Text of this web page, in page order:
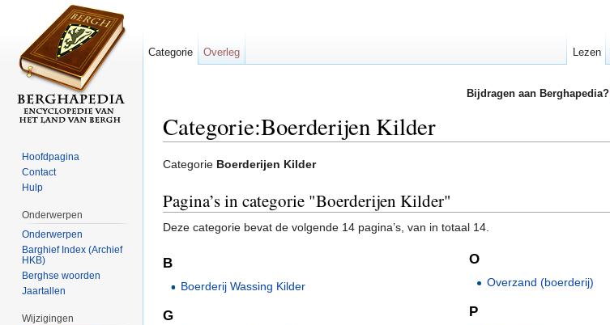
Bijdragen aan Berghapedia?
Categorie:Boerderijen Kilder
Categorie Boerderijen Kilder
Pagina’s in categorie "Boerderijen Kilder"
Deze categorie bevat de volgende 14 pagina’s, van in totaal 14.
B
Boerderij Wassing Kilder
G
O
Overzand (boerderij)
P
Categorie Overleg Lezen
Hoofdpagina
Contact
Hulp
Onderwerpen
Onderwerpen
Barghief Index (Archief
HKB)
Berghse woorden
Jaartallen
Wijzigingen